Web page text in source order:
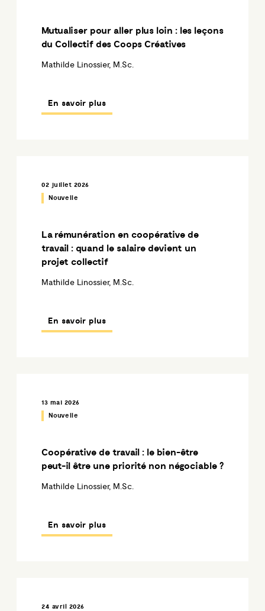
Mutualiser pour aller plus loin : les leçons
du Collectif des Coops Créatives
Mathilde Linossier, M.Sc.
En savoir plus
02 juillet 2026
Nouvelle
La rémunération en coopérative de
travail : quand le salaire devient un
projet collectif
Mathilde Linossier, M.Sc.
En savoir plus
13 mai 2026
Nouvelle
Coopérative de travail : le bien-être
peut-il être une priorité non négociable ?
Mathilde Linossier, M.Sc.
En savoir plus
24 avril 2026